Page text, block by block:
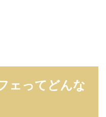
ェってどんな